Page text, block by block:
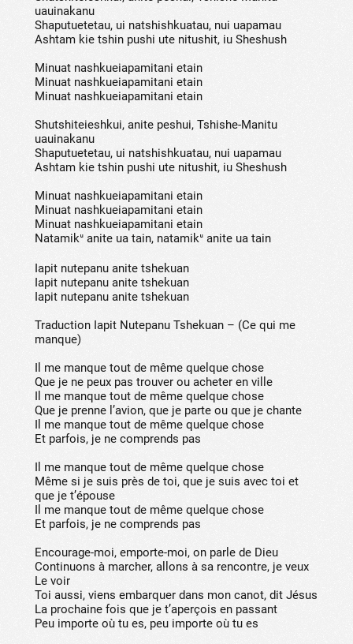
uauinakanu
Shaputuetetau, ui natshishkuatau, nui uapamau
Ashtam kie tshin pushi ute nitushit, iu Sheshush
Minuat nashkueiapamitani etain
Minuat nashkueiapamitani etain
Minuat nashkueiapamitani etain
Shutshiteieshkui, anite peshui, Tshishe-Manitu
uauinakanu
Shaputuetetau, ui natshishkuatau, nui uapamau
Ashtam kie tshin pushi ute nitushit, iu Sheshush
Minuat nashkueiapamitani etain
Minuat nashkueiapamitani etain
Minuat nashkueiapamitani etain
Natamikᵘ anite ua tain, natamikᵘ anite ua tain
Iapit nutepanu anite tshekuan
Iapit nutepanu anite tshekuan
Iapit nutepanu anite tshekuan
Traduction Iapit Nutepanu Tshekuan – (Ce qui me
manque)
Il me manque tout de même quelque chose
Que je ne peux pas trouver ou acheter en ville
Il me manque tout de même quelque chose
Que je prenne l’avion, que je parte ou que je chante
Il me manque tout de même quelque chose
Et parfois, je ne comprends pas
Il me manque tout de même quelque chose
Même si je suis près de toi, que je suis avec toi et
que je t’épouse
Il me manque tout de même quelque chose
Et parfois, je ne comprends pas
Encourage-moi, emporte-moi, on parle de Dieu
Continuons à marcher, allons à sa rencontre, je veux
Le voir
Toi aussi, viens embarquer dans mon canot, dit Jésus
La prochaine fois que je t’aperçois en passant
Peu importe où tu es, peu importe où tu es